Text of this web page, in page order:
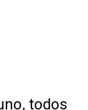
todos